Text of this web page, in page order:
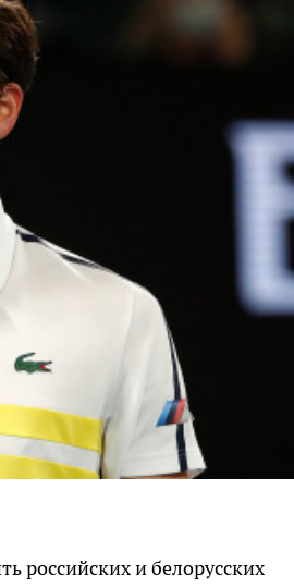
российских и белорусских